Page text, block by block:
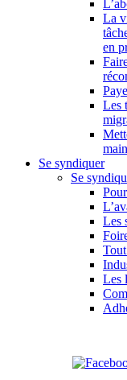
La
en
Les
Se syndiquer
Se
Les
Les